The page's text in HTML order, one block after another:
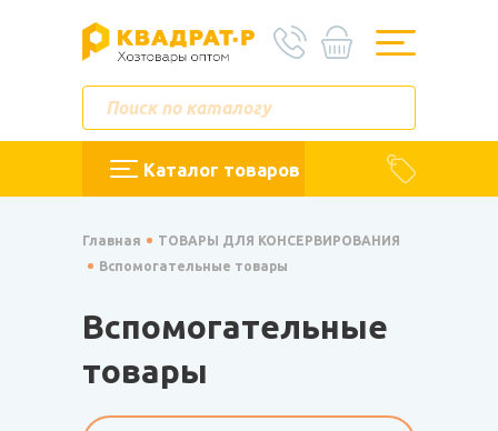
Каталог товаров
Главная
ТОВАРЫ ДЛЯ КОНСЕРВИРОВАНИЯ
Вспомогательные товары
Вспомогательные
товары